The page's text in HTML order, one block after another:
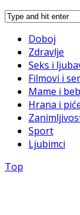
Doboj
Zdravlje
Seks i
Filmovi i
Mame i
Hrana i
Sport
Ljubimci
Top